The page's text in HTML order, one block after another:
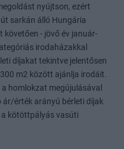
nyújtson, ezért
sarkán álló Hungária
- jövő év január-
irodaházakkal
díjakat tekintve jelentősen
m2 között ajánlja irodáit.
homlokzat megújulásával
ár/érték arányú bérleti díjak
a kötöttpályás vasúti